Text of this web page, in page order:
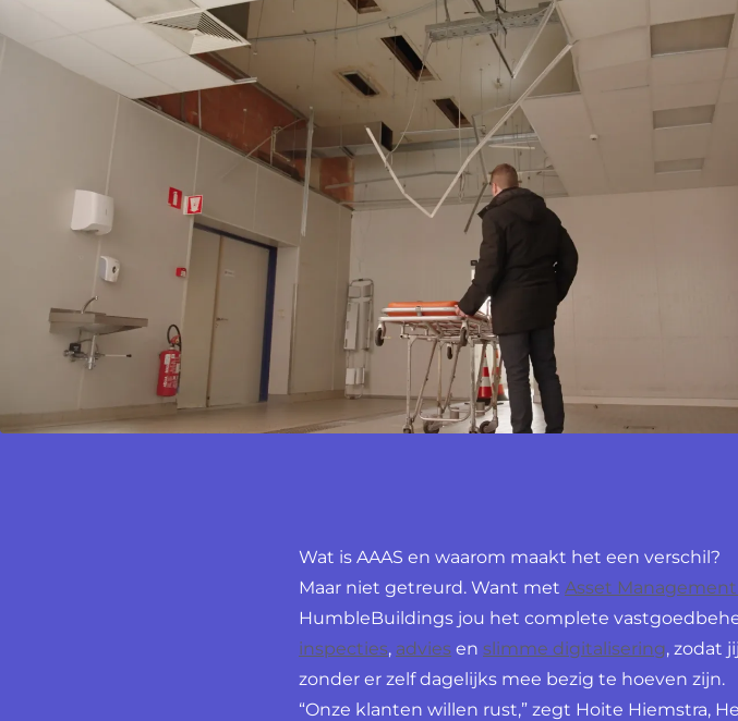
Wat is AAAS en waarom maakt het een verschil?
Maar niet getreurd. Want met Asset Management
HumbleBuildings jou het complete
inspecties, advies en slimme digitalisering, zodat
zonder er zelf dagelijks mee bezig te hoeven zijn.
“Onze klanten willen rust,” zegt Hoite Hiemstra,